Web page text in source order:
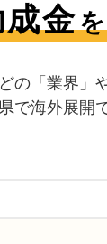
金
の「業界」
で海外展開